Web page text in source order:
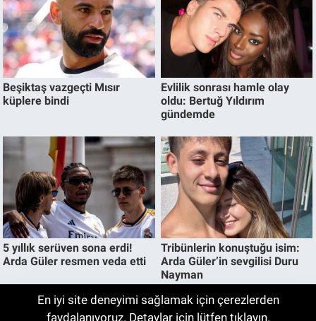
En iyi site deneyimi sağlamak için çerezlerden
faydalanıyoruz. Detaylar için lütfen tıklayın.
E-Ticaret Devi Küçülmeye Gidiyor!